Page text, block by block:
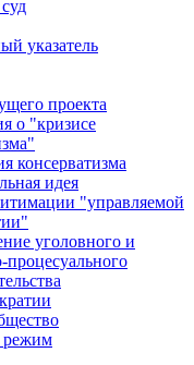
указатель
проекта
о "кризисе
консерватизма
идея
"управляемой
уголовного и
процесуального
режим